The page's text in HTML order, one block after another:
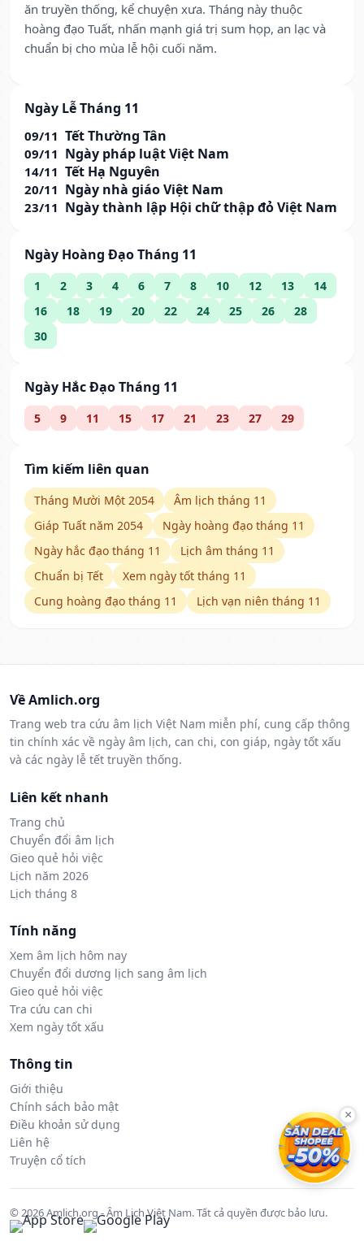
ăn truyền thống, kể chuyện xưa. Tháng này thuộc
hoàng đạo Tuất, nhấn mạnh giá trị sum họp, an lạc và
chuẩn bị cho mùa lễ hội cuối năm.
Ngày Lễ Tháng 11
09/11 Tết Thường Tân
09/11 Ngày pháp luật Việt Nam
14/11 Tết Hạ Nguyên
20/11 Ngày nhà giáo Việt Nam
23/11 Ngày thành lập Hội chữ thập đỏ Việt Nam
Ngày Hoàng Đạo Tháng 11
1 2 3 4 6 7 8 10 12 13
14
16
18 19 20 22 24 25 26
28
30
Ngày Hắc Đạo Tháng 11
5 9 11 15 17 21 23 27 29
Tìm kiếm liên quan
Tháng Mười Một 2054
Âm lịch tháng 11
Giáp Tuất năm 2054
Ngày hoàng đạo tháng 11
Ngày hắc đạo tháng 11
Lịch âm tháng 11
Chuẩn bị Tết
Xem ngày tốt tháng 11
Cung hoàng đạo tháng 11
Lịch vạn niên tháng 11
Về Amlich.org
Trang web tra cứu âm lịch Việt Nam miễn phí, cung cấp thông
tin chính xác về ngày âm lịch, can chi, con giáp, ngày tốt xấu
và các ngày lễ tết truyền thống.
Liên kết nhanh
Trang chủ
Chuyển đổi âm lịch
Gieo quẻ hỏi việc
Lịch năm 2026
Lịch tháng 8
Tính năng
Xem âm lịch hôm nay
Chuyển đổi dương lịch sang âm lịch
Gieo quẻ hỏi việc
Tra cứu can chi
Xem ngày tốt xấu
Thông tin
Giới thiệu
Chính sách bảo mật
Điều khoản sử dụng
Liên hệ
Truyện cổ tích
© 2026 Amlich.org - Âm Lịch Việt Nam. Tất cả quyền được bảo lưu.
×